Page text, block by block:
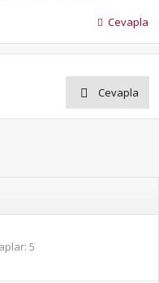
Cevapla
Cevapla
5